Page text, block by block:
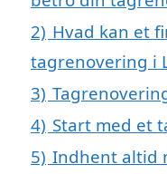
2) Hvad kan et
tagrenovering i
3)
4) Start med et
5) Indhent altid